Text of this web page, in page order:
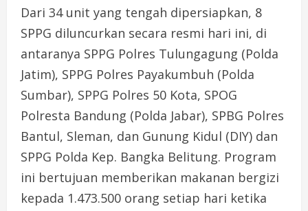
Dari 34 unit yang tengah dipersiapkan, 8
SPPG diluncurkan secara resmi hari ini, di
antaranya SPPG Polres Tulungagung (Polda
Jatim), SPPG Polres Payakumbuh (Polda
Sumbar), SPPG Polres 50 Kota, SPOG
Polresta Bandung (Polda Jabar), SPBG Polres
Bantul, Sleman, dan Gunung Kidul (DIY) dan
SPPG Polda Kep. Bangka Belitung. Program
ini bertujuan memberikan makanan bergizi
kepada 1.473.500 orang setiap hari ketika